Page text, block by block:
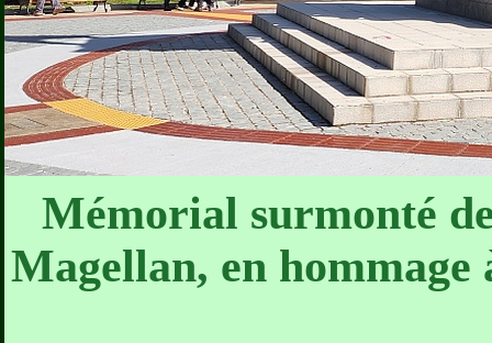
Mémorial surmonté
Magellan, en hommage